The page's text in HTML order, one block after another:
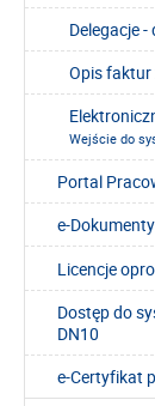
Delegacje
Opis
Wejście do
Portal
e-
Licencje
Dostęp do
DN10
e-Certyfikat